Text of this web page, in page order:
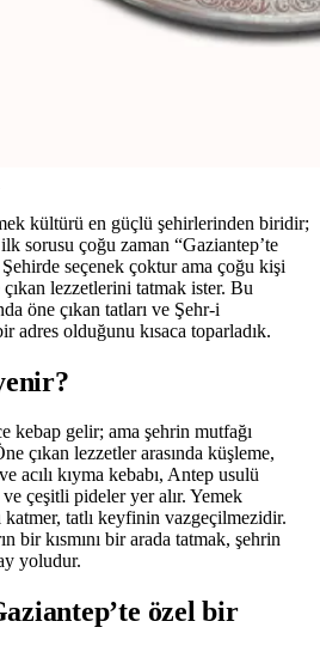
kültürü en güçlü şehirlerinden biridir;
sorusu çoğu zaman “Gaziantep’te
seçenek çoktur ama çoğu kişi
lezzetlerini tatmak ister. Bu
öne çıkan tatları ve Şehr-i
adres olduğunu kısaca toparladık.
kebap gelir; ama şehrin mutfağı
çıkan lezzetler arasında küşleme,
acılı kıyma kebabı, Antep usulü
çeşitli pideler yer alır. Yemek
katmer, tatlı keyfinin vazgeçilmezidir.
bir kısmını bir arada tatmak, şehrin
yoludur.
özel bir